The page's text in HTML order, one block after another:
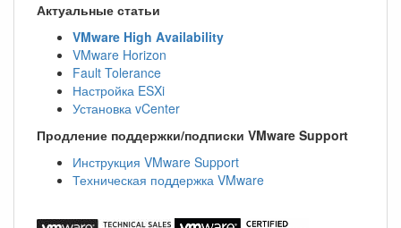
Актуальные статьи
VMware High Availability
VMware Horizon
Fault Tolerance
Настройка ESXi
Установка vCenter
Продление поддержки/подписки VMware Support
Инструкция VMware Support
Техническая поддержка VMware